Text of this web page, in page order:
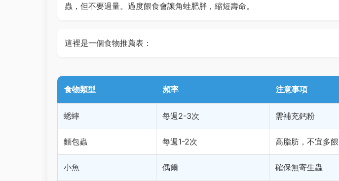
蟲，但不要過量。過度餵食會讓角蛙肥胖，縮短壽命。
這裡是一個食物推薦表：
食物類型 頻率 注意事項
蟋蟀 每週2-3次 需補充鈣粉
麵包蟲 每週1-2次 高脂肪，不宜多餵
小魚 偶爾 確保無寄生蟲